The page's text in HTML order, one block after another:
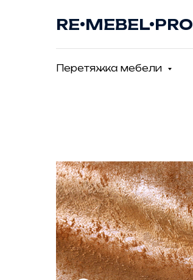
RE•MEBEL•PRO
Перетяжка мебели